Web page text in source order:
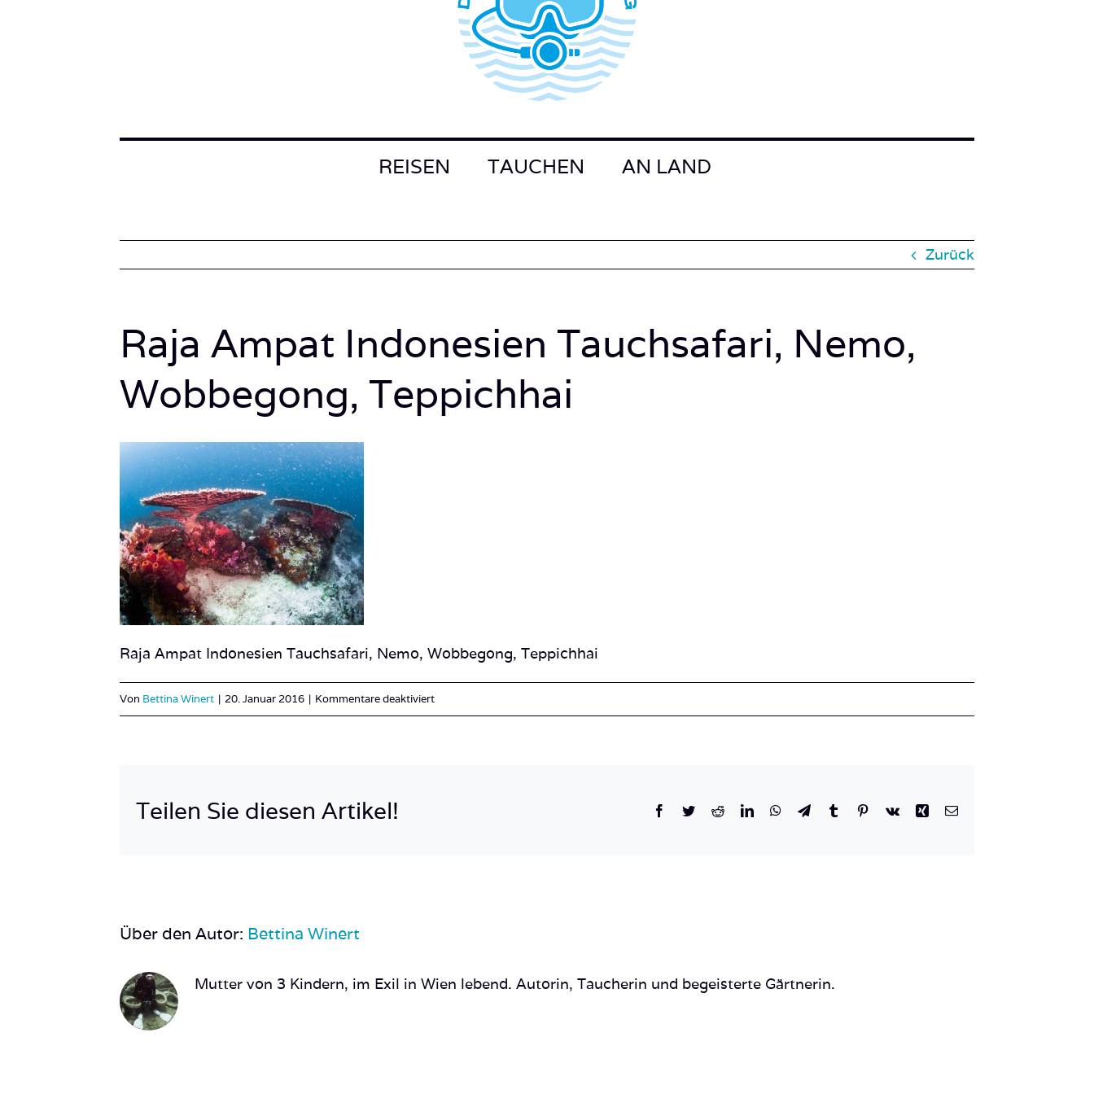
REISEN TAUCHEN AN LAND
Zurück
Raja Ampat Indonesien Tauchsafari, Nemo,
Wobbegong, Teppichhai
Raja Ampat Indonesien Tauchsafari, Nemo, Wobbegong, Teppichhai
Von Bettina Winert | 20. Januar 2016 | Kommentare deaktiviertfür
Teilen Sie diesen Artikel! Facebook
TwitterRedditLinkedInWhatsApp
TelegramTumblr Pinterest
Vk Xing E-
Über den Autor: Bettina Winert
Mutter von 3 Kindern, im Exil in Wien lebend. Autorin, Taucherin und begeisterte Gärtnerin.